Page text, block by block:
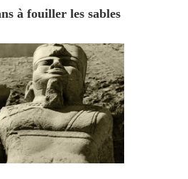
à fouiller les sables